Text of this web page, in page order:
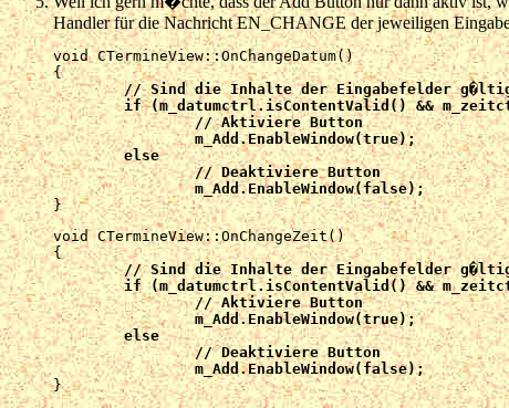
Handler für die Nachricht EN_CHANGE der jeweiligen
void CTermineView::OnChangeDatum()
	// Sind die Inhalte der Eingabefelder g�ltig ?
	if (m_datumctrl.isContentValid() && m_zeitctrl.isContentValid())
		// Aktiviere Button
		m_Add.EnableWindow(true);
	else
		// Deaktiviere Button
		m_Add.EnableWindow(false);
void CTermineView::OnChangeZeit()
	// Sind die Inhalte der Eingabefelder g�ltig ?
	if (m_datumctrl.isContentValid() && m_zeitctrl.isContentValid())
		// Aktiviere Button
		m_Add.EnableWindow(true);
	else
		// Deaktiviere Button
		m_Add.EnableWindow(false);